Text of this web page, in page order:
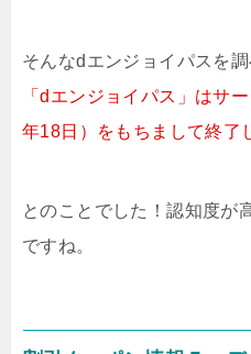
そんなdエンジョイパスを
「dエンジョイパス」はサ
年18日）をもちまして終了
とのことでした！認知度が
ですね。